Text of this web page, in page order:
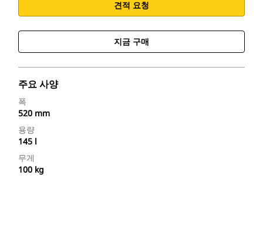
견적 요청
지금 구매
주요 사양
폭
520 mm
용량
145 l
무게
100 kg